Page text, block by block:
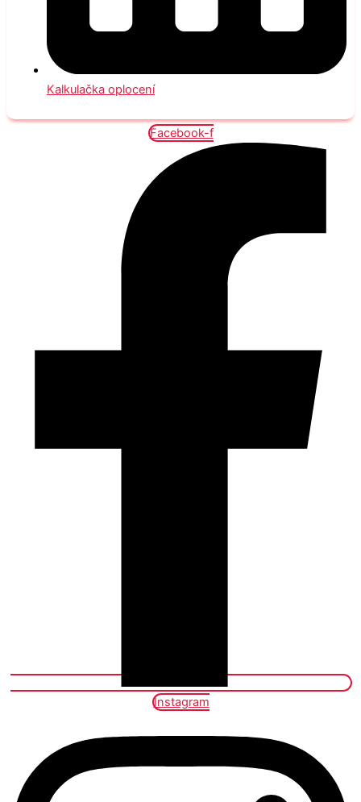
Kalkulačka oplocení
Facebook-f
Instagram